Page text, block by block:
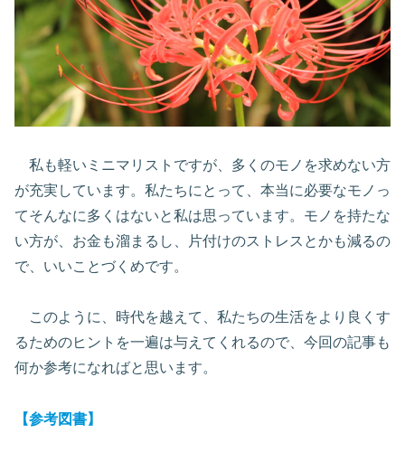
私も軽いミニマリストですが、多くのモノを求めない方
が充実しています。私たちにとって、本当に必要なモノっ
てそんなに多くはないと私は思っています。モノを持たな
い方が、お金も溜まるし、片付けのストレスとかも減るの
で、いいことづくめです。
このように、時代を越えて、私たちの生活をより良くす
るためのヒントを一遍は与えてくれるので、今回の記事も
何か参考になればと思います。
【参考図書】